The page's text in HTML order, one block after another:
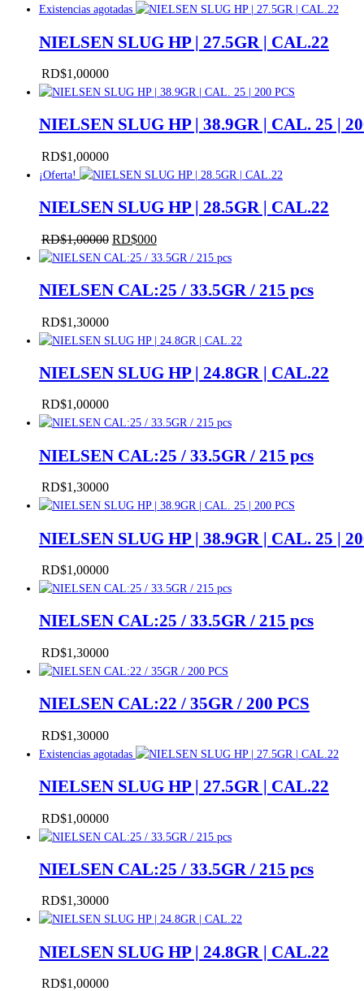
precio
era:
precio
es:
Existencias agotadas
NIELSEN SLUG HP | 27.5GR | CAL.22
RD$1,00000
NIELSEN SLUG HP | 38.9GR | CAL. 25 |
RD$1,00000
¡Oferta!
NIELSEN SLUG HP | 28.5GR | CAL.22
RD$1,00000 El
precio
era:
RD$000El
precio
es:
NIELSEN CAL:25 / 33.5GR / 215 pcs
RD$1,30000
NIELSEN SLUG HP | 24.8GR | CAL.22
RD$1,00000
NIELSEN CAL:25 / 33.5GR / 215 pcs
RD$1,30000
NIELSEN SLUG HP | 38.9GR | CAL. 25 |
RD$1,00000
NIELSEN CAL:25 / 33.5GR / 215 pcs
RD$1,30000
NIELSEN CAL:22 / 35GR / 200 PCS
RD$1,30000
Existencias agotadas
NIELSEN SLUG HP | 27.5GR | CAL.22
RD$1,00000
NIELSEN CAL:25 / 33.5GR / 215 pcs
RD$1,30000
NIELSEN SLUG HP | 24.8GR | CAL.22
RD$1,00000